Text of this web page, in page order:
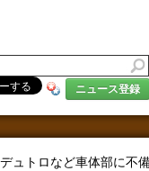
ニュース登録
ュトロなど車体部に不